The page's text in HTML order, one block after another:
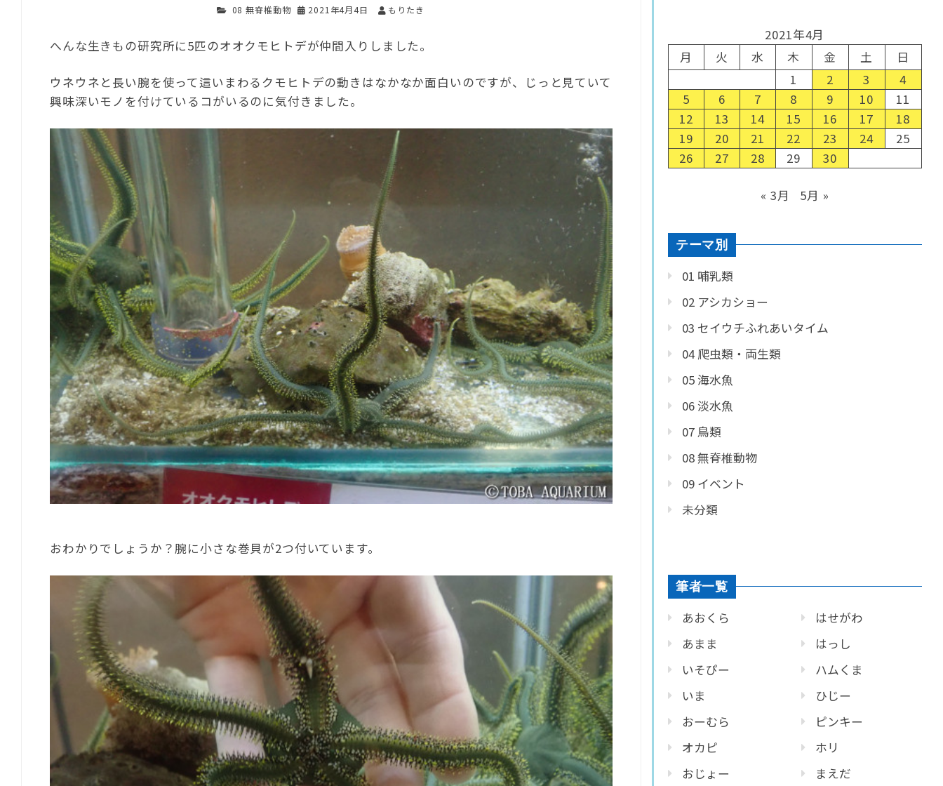
08 無脊椎動物 2021年4月4日 もりたき
へんな生きもの研究所に5匹のオオクモヒトデが仲間入りしました。
ウネウネと長い腕を使って這いまわるクモヒトデの動きはなかなか面白いのですが、じっと見ていて
興味深いモノを付けているコがいるのに気付きました。
おわかりでしょうか？腕に小さな巻貝が2つ付いています。
2021年4月
月
火 水 木 金 土
日
1
2 3
4
5
6 7 8 9 10
11
12
13 14 15 16 17
18
19
20 21 22 23 24
25
26
27 28 29 30
« 3月 5月 »
テーマ別
01 哺乳類
02 アシカショー
03 セイウチふれあいタイム
04 爬虫類・両生類
05 海水魚
06 淡水魚
07 鳥類
08 無脊椎動物
09 イベント
未分類
筆者一覧
あおくら
あまま
いそぴー
いま
おーむら
オカピ
おじょー
はせがわ
はっし
ハムくま
ひじー
ピンキー
ホリ
まえだ